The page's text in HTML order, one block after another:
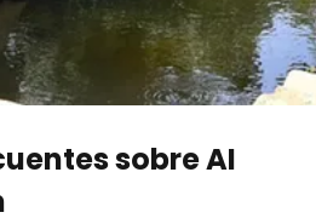
sobre AI